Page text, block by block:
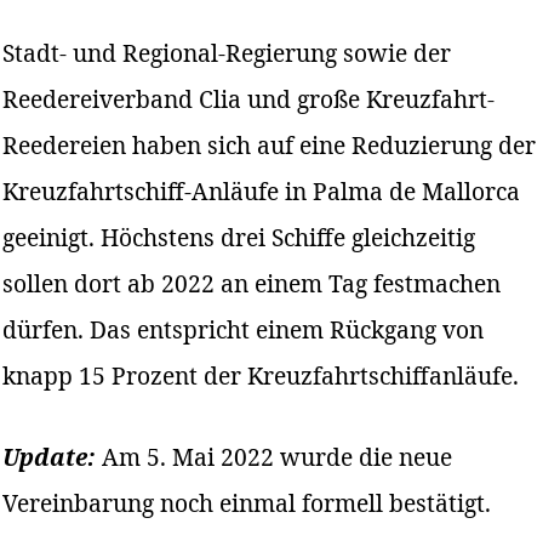
Stadt- und Regional-Regierung sowie der
Reedereiverband Clia und große Kreuzfahrt-
Reedereien haben sich auf eine Reduzierung der
Kreuzfahrtschiff-Anläufe in Palma de Mallorca
geeinigt. Höchstens drei Schiffe gleichzeitig
sollen dort ab 2022 an einem Tag festmachen
dürfen. Das entspricht einem Rückgang von
knapp 15 Prozent der Kreuzfahrtschiffanläufe.
Update: Am 5. Mai 2022 wurde die neue
Vereinbarung noch einmal formell bestätigt.